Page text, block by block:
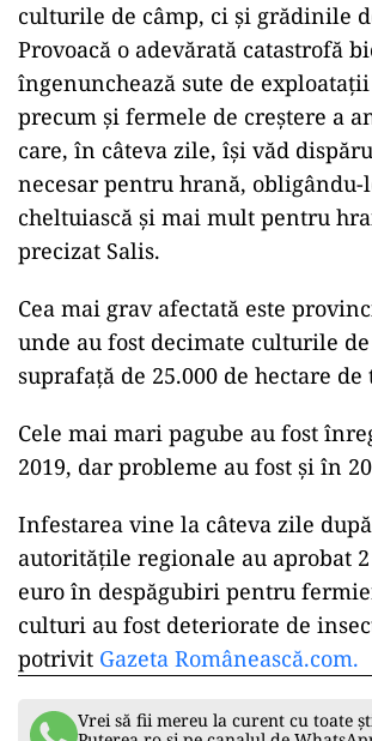
culturile de câmp, ci și grădinile
Provoacă o adevărată catastrofă
îngenunchează sute de
precum și fermele de creștere a
care, în câteva zile, își văd
necesar pentru hrană, obligându-
cheltuiască și mai mult pentru
precizat Salis.
Cea mai grav afectată este
unde au fost decimate culturile
suprafaţă de 25.000 de hectare de
Cele mai mari pagube au fost
2019, dar probleme au fost și în
Infestarea vine la câteva zile
autorităţile regionale au aprobat
euro în despăgubiri pentru
culturi au fost deteriorate de
potrivit Gazeta Românească.com.
Vrei să fii mereu la curent cu toate